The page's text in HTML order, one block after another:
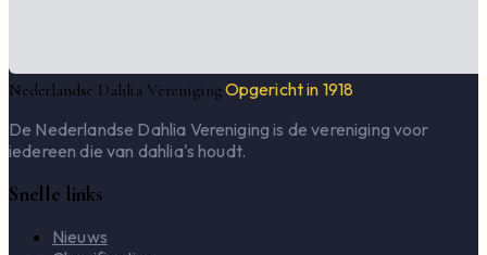
Nederlandse Dahlia VerenigingOpgericht in 1918
De Nederlandse Dahlia Vereniging is de vereniging voor
iedereen die van dahlia's houdt.
Snelle links
Nieuws